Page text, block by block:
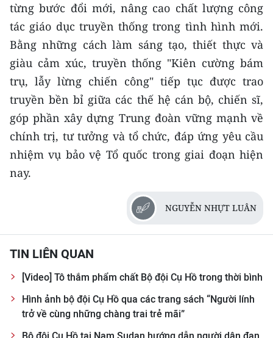
từng bước đổi mới, nâng cao chất lượng công
tác giáo dục truyền thống trong tình hình mới.
Bằng những cách làm sáng tạo, thiết thực và
giàu cảm xúc, truyền thống "Kiên cường bám
trụ, lẫy lừng chiến công" tiếp tục được trao
truyền bền bỉ giữa các thế hệ cán bộ, chiến sĩ,
góp phần xây dựng Trung đoàn vững mạnh về
chính trị, tư tưởng và tổ chức, đáp ứng yêu cầu
nhiệm vụ bảo vệ Tổ quốc trong giai đoạn hiện
nay.
NGUYỄN NHỰT LUÂN
TIN LIÊN QUAN
[Video] Tô thắm phẩm chất Bộ đội Cụ Hồ trong thời bình
Hình ảnh bộ đội Cụ Hồ qua các trang sách “Người lính
trở về cùng những chàng trai trẻ mãi”